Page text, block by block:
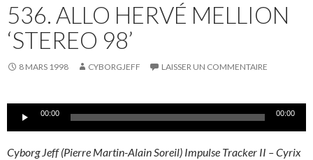
536. ALLO HERVÉ MELLION
‘STEREO 98’
8 MARS 1998 CYBORGJEFF LAISSER UN COMMENTAIRE
Lecteur00:00 00:00
Cyborg Jeff (Pierre Martin-Alain Soreil) Impulse Tracker II – Cyrix